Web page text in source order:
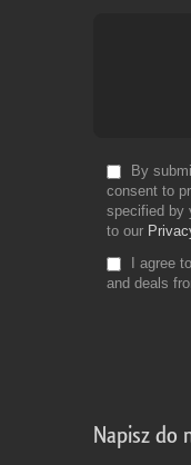
By
consent to
specified by
to our
I agree
and deals
Napisz do